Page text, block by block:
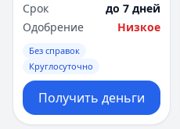
Срок
до 7 дней
Одобрение
Низкое
Без справок
Круглосуточно
Получить деньги